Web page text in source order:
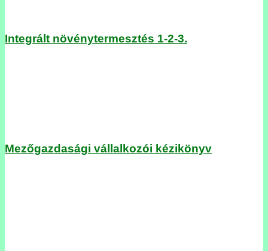
Integrált növénytermesztés 1-2-3.
Mezőgazdasági vállalkozói kézikönyv